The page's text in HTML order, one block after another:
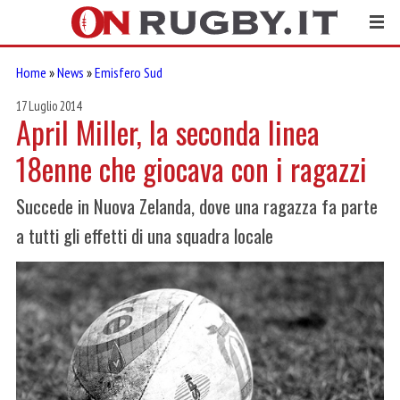
Home »News »Emisfero Sud
17 Luglio 2014
April Miller, la seconda linea
18enne che giocava con i ragazzi
Succede in Nuova Zelanda, dove una ragazza fa parte
a tutti gli effetti di una squadra locale